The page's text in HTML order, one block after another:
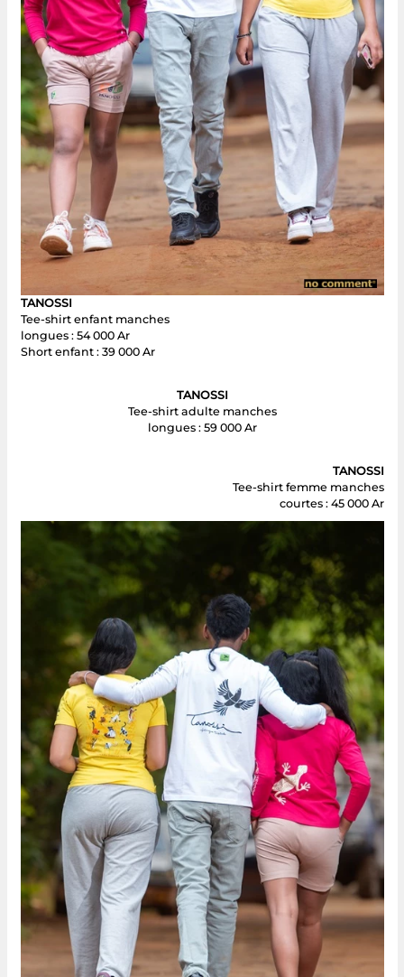
TANOSSI
Tee-shirt enfant manches
longues : 54 000 Ar
Short enfant : 39 000 Ar
TANOSSI
Tee-shirt adulte manches
longues : 59 000 Ar
TANOSSI
Tee-shirt femme manches
courtes : 45 000 Ar